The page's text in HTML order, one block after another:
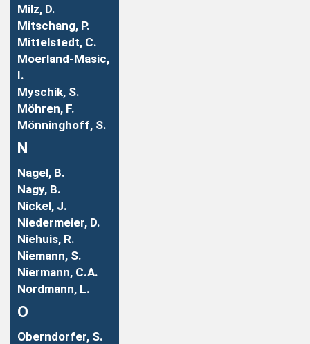
Milz, D.
Mitschang, P.
Mittelstedt, C.
Moerland-Masic,
I.
Myschik, S.
Möhren, F.
Mönninghoff, S.
N
Nagel, B.
Nagy, B.
Nickel, J.
Niedermeier, D.
Niehuis, R.
Niemann, S.
Niermann, C.A.
Nordmann, L.
O
Oberndorfer, S.